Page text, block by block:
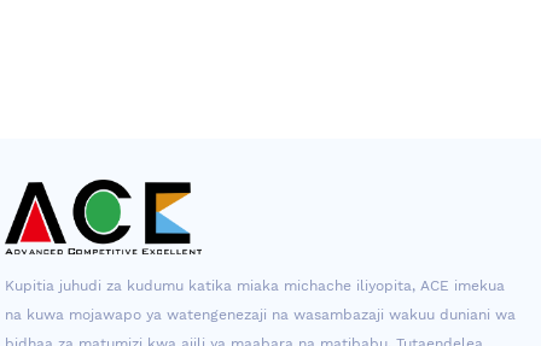
Kupitia juhudi za kudumu katika miaka michache iliyopita, ACE imekua
na kuwa mojawapo ya watengenezaji na wasambazaji wakuu duniani wa